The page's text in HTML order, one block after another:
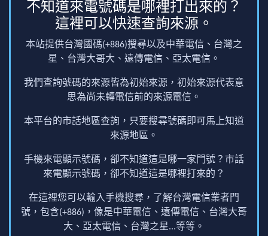
不知道來電號碼是哪裡打出來的？
這裡可以快速查詢來源。
本站提供台灣國碼(+886)搜尋以及中華電信、台灣之
星、台灣大哥大、遠傳電信、亞太電信。
我們查詢號碼的來源皆為初始來源，初始來源代表意
思為尚未轉電信前的來源電信。
本平台的市話地區查詢，只要搜尋號碼即可馬上知道
來源地區。
手機來電顯示號碼，卻不知道這是哪一家門號？市話
來電顯示號碼，卻不知道這是哪裡打來的？
在這裡您可以輸入手機搜尋，了解台灣電信業者門
號，包含(+886)，像是中華電信、遠傳電信、台灣大哥
大、亞太電信、台灣之星...等等。